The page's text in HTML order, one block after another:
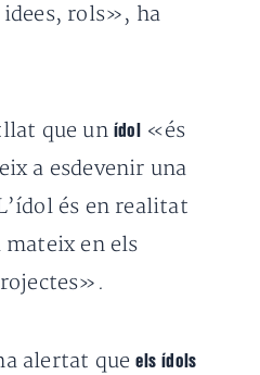
rols», ha
que un ídol
«és
a esdevenir una
és en realitat
mateix en els
alertat queels ídols